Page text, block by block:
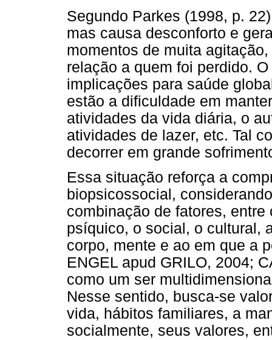
Segundo Parkes (1998, p.
mas causa desconforto e
momentos de muita
relação a quem foi perdido.
implicações para saúde
estão a dificuldade em
atividades da vida diária, o
atividades de lazer, etc. Tal
decorrer em grande
Essa situação reforça a
biopsicossocial,
combinação de fatores,
psíquico, o social, o cultural,
corpo, mente e ao em que a
ENGEL apud GRILO, 2004;
como um ser
Nesse sentido, busca-se
vida, hábitos familiares, a
socialmente, seus valores,